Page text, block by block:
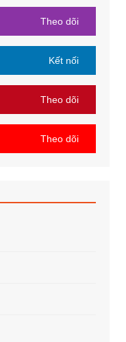
Theo dõi
Kết nối
Theo dõi
Theo dõi